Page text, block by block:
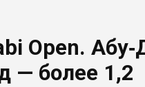
Open.
— более 1,2